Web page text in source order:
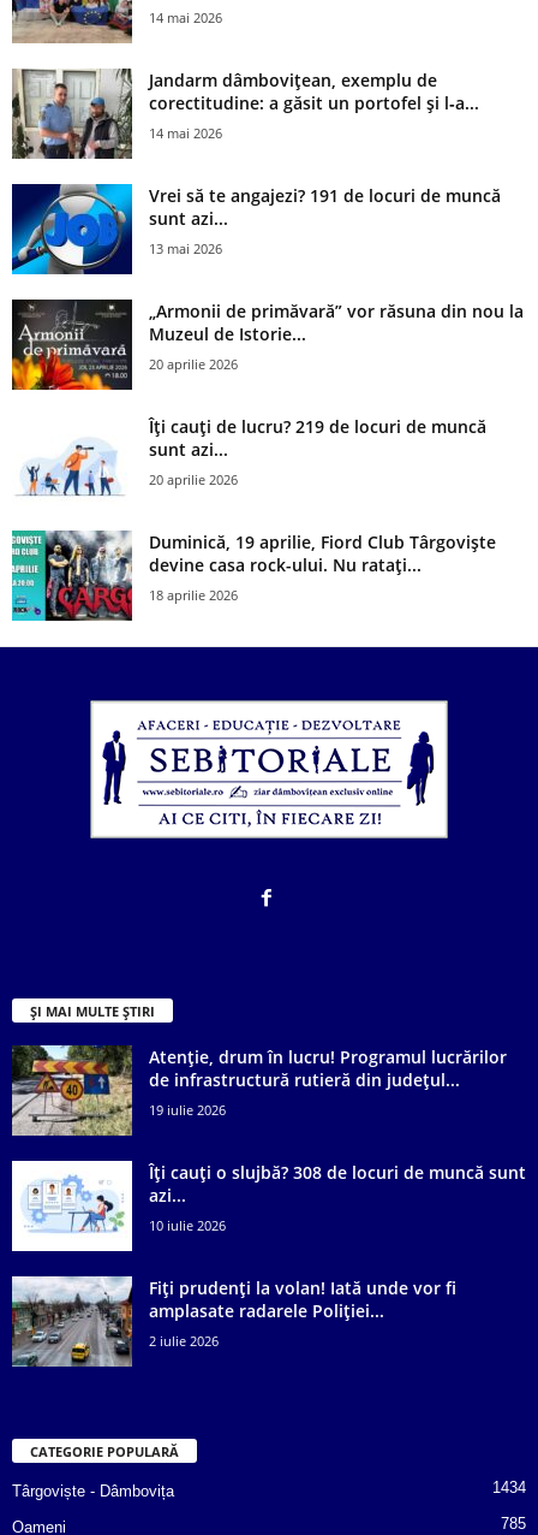
14 mai 2026
Jandarm dâmbovițean, exemplu de
corectitudine: a găsit un portofel și l‑a...
14 mai 2026
Vrei să te angajezi? 191 de locuri de muncă
sunt azi...
13 mai 2026
„Armonii de primăvară” vor răsuna din nou la
Muzeul de Istorie...
20 aprilie 2026
Îți cauți de lucru? 219 de locuri de muncă
sunt azi...
20 aprilie 2026
Duminică, 19 aprilie, Fiord Club Târgoviște
devine casa rock-ului. Nu ratați...
18 aprilie 2026
ȘI MAI MULTE ȘTIRI
Atenție, drum în lucru! Programul lucrărilor
de infrastructură rutieră din județul...
19 iulie 2026
Îți cauți o slujbă? 308 de locuri de muncă sunt
azi...
10 iulie 2026
Fiți prudenți la volan! Iată unde vor fi
amplasate radarele Poliției...
2 iulie 2026
CATEGORIE POPULARĂ
Târgoviște - Dâmbovița 1434
Oameni 785